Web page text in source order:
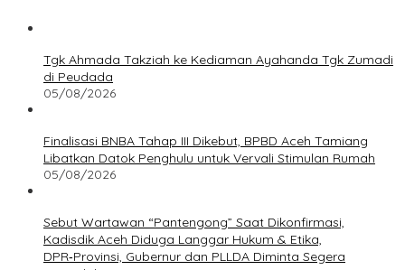
Tgk Ahmada Takziah ke Kediaman Ayahanda Tgk Zumadi
di Peudada
05/08/2026
Finalisasi BNBA Tahap III Dikebut, BPBD Aceh Tamiang
Libatkan Datok Penghulu untuk Vervali Stimulan Rumah
05/08/2026
Sebut Wartawan “Pantengong” Saat Dikonfirmasi,
Kadisdik Aceh Diduga Langgar Hukum & Etika,
DPR‑Provinsi, Gubernur dan PLLDA Diminta Segera